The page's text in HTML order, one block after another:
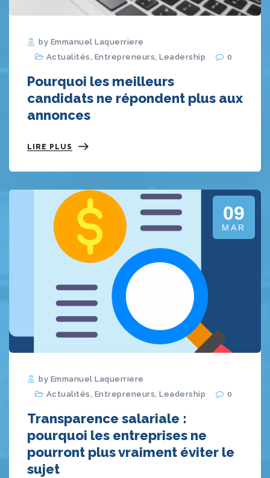
by Emmanuel Laquerriere
Actualités , Entrepreneurs,Leadership 0
Pourquoi les meilleurs
candidats ne répondent plus aux
annonces
LIRE PLUS
09
MAR
by Emmanuel Laquerriere
Actualités, Entrepreneurs,Leadership 0
Transparence salariale :
pourquoi les entreprises ne
pourront plus vraiment éviter le
sujet